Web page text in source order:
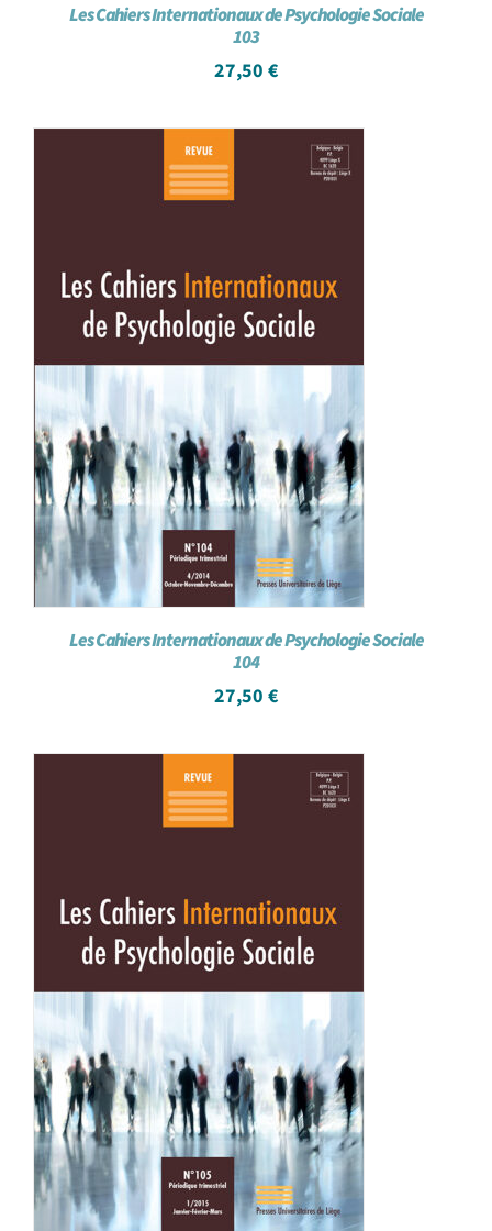
Les Cahiers Internationaux de Psychologie Sociale
103
27,50 €
Les Cahiers Internationaux de Psychologie Sociale
104
27,50 €